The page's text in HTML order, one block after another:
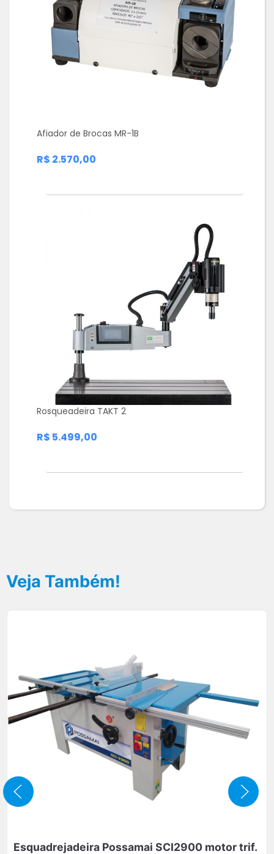
Afiador de Brocas MR-1B
R$ 2.570,00
Rosqueadeira TAKT 2
R$ 5.499,00
Veja Também!
Esquadrejadeira Possamai SCI2900 motor trif.